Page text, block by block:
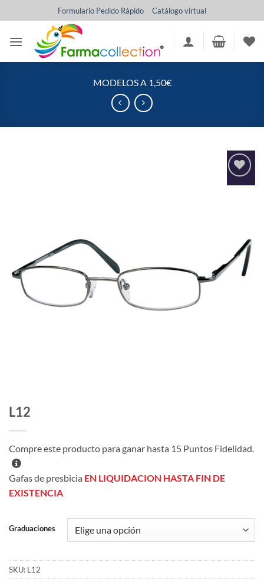
al
contenido
Formulario Pedido Rápido Catálogo virtual
MODELOS A 1,50€
Añadir
L12
Compre este producto para ganar hasta 15 Puntos Fidelidad.
Gafas de presbicia EN LIQUIDACION HASTA FIN DE
EXISTENCIA
Graduaciones
SKU: L12